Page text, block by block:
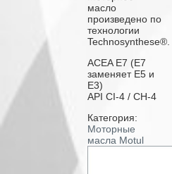
масло
произведено по
технологии
Technosynthese®.
ACEA E7 (E7
заменяет E5 и
E3)
API CI-4 / CH-4
Категория:
Моторные
масла Motul